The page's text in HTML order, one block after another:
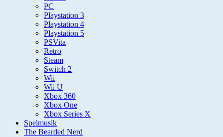
PC
Playstation 3
Playstation 4
Playstation 5
PSVita
Retro
Steam
Switch 2
Wii
Wii U
Xbox 360
Xbox One
Xbox Series X
Spelmusik
The Bearded Nerd